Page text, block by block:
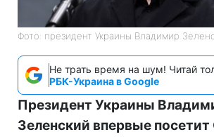
Фото: президент Украины Владимир
Не трать время на шум! Читай
РБК-Украина в Google
Президент Украины
Зеленский впервые